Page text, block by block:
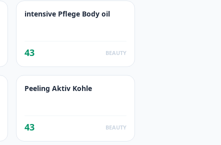
intensive Pflege Body oil
43 BEAUTY
Peeling Aktiv Kohle
43 BEAUTY